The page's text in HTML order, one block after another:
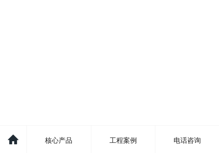
核心产品 工程案例 电话咨询